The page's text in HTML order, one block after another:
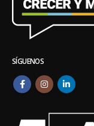
SÍGUENOS